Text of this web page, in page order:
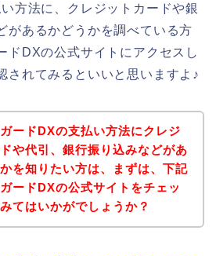
方法に、クレジットカードや銀
があるかどうかを調べている方
ドDXの公式サイトにアクセスし
されてみるといいと思いますよ♪
ードDXの支払い方法にクレジ
や代引、銀行振り込みなどがあ
を知りたい方は、まずは、下記
ードDXの公式サイトをチェッ
てはいかがでしょうか？